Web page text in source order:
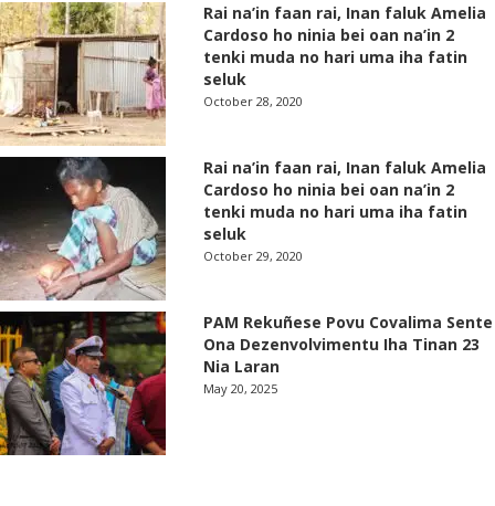
Rai na’in faan rai, Inan faluk Amelia
Cardoso ho ninia bei oan na’in 2
tenki muda no hari uma iha fatin
seluk
October 28, 2020
Rai na’in faan rai, Inan faluk Amelia
Cardoso ho ninia bei oan na’in 2
tenki muda no hari uma iha fatin
seluk
October 29, 2020
PAM Rekuñese Povu Covalima Sente
Ona Dezenvolvimentu Iha Tinan 23
Nia Laran
May 20, 2025